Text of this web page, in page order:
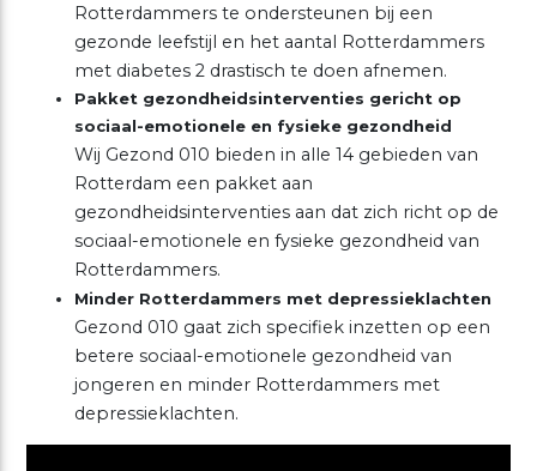
Rotterdammers te ondersteunen bij een
gezonde leefstijl en het aantal Rotterdammers
met diabetes 2 drastisch te doen afnemen.
Pakket gezondheidsinterventies gericht op
sociaal-emotionele en fysieke gezondheid
Wij Gezond 010 bieden in alle 14 gebieden van
Rotterdam een pakket aan
gezondheidsinterventies aan dat zich richt op de
sociaal-emotionele en fysieke gezondheid van
Rotterdammers.
Minder Rotterdammers met depressieklachten
Gezond 010 gaat zich specifiek inzetten op een
betere sociaal-emotionele gezondheid van
jongeren en minder Rotterdammers met
depressieklachten.